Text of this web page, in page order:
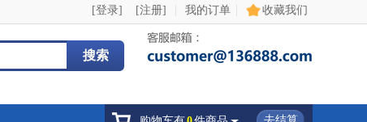
[登录] [注册] 我的订单 收藏我们
搜索